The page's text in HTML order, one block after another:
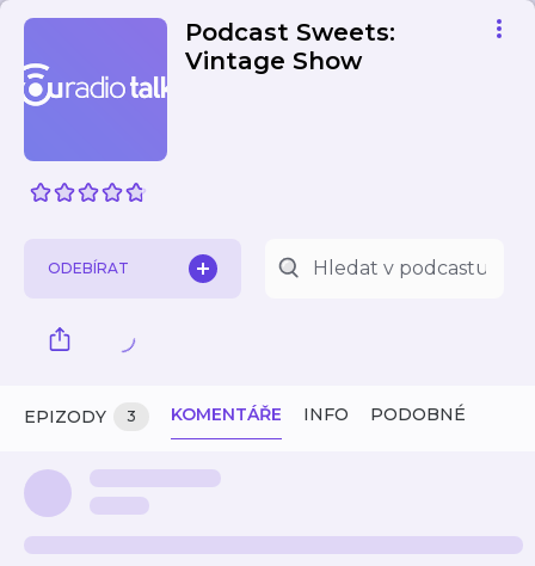
Podcast Sweets:
Vintage Show
ODEBÍRAT
EPIZODY 3 KOMENTÁŘE INFO PODOBNÉ